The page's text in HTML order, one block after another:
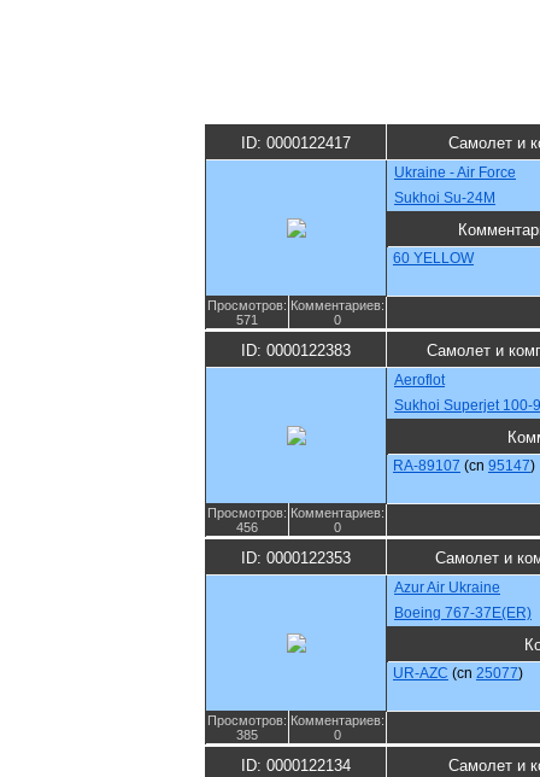
ID: 0000122417 Самолет и
Ukraine - Air Force
Sukhoi Su-24M
60 YELLOW
Просмотров:
571
Комментариев:
0
ID: 0000122383 Самолет и
Aeroflot
Sukhoi Superjet 100-
RA-89107 (cn 95147)
Просмотров:
456
Комментариев:
0
ID: 0000122353 Самолет и
Azur Air Ukraine
Boeing 767-37E(ER)
UR-AZC (cn 25077)
Просмотров:
385
Комментариев:
0
ID: 0000122134 Самолет и